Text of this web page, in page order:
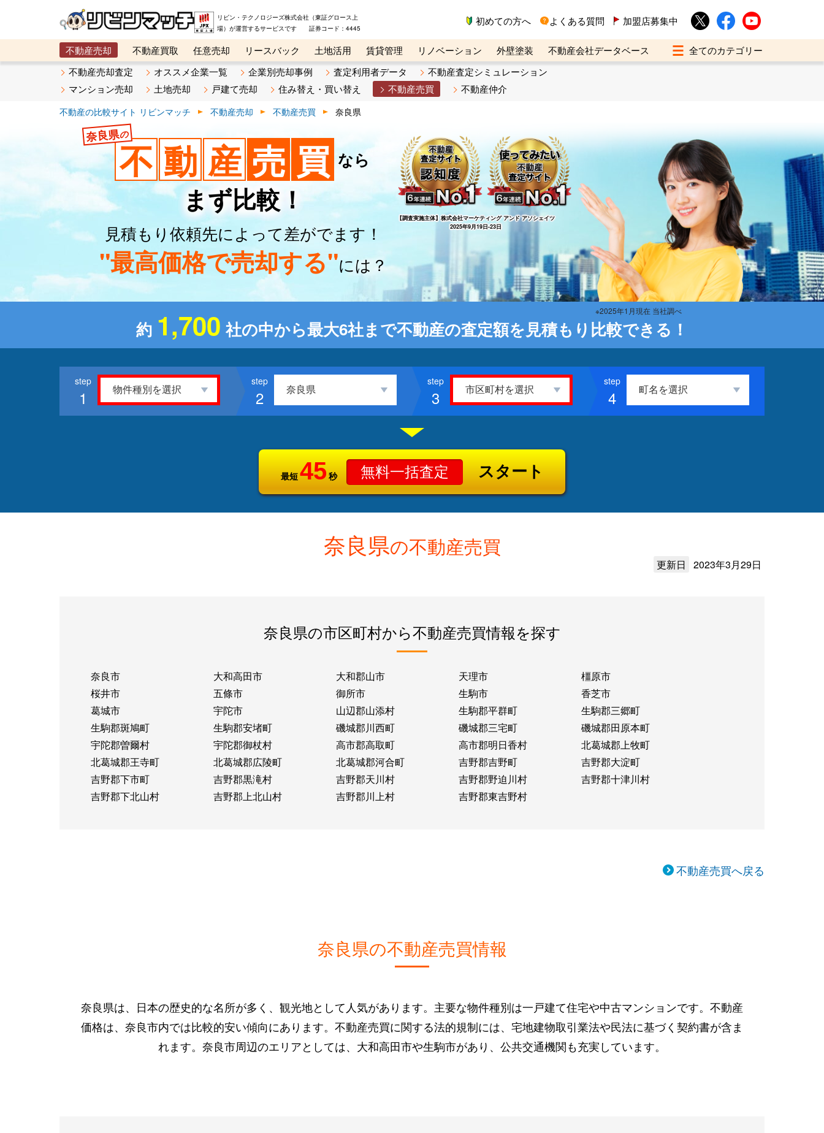
リビン・テクノロジーズ株式会社（東証グロース上
場）が運営するサービスです 証券コード：4445
初めての方へ よくある質問 加盟店募集中
不動産売却 不動産買取 任意売却 リースバック 土地活用 賃貸管理 リノベーション 外壁塗装
不動産会社データベース
メタ住宅展示場
ベスト不動産カンパニー オンライン講座 リビンマガジンBiz 不動産売却ご相談デスク
不動産売却査定 オススメ企業一覧 企業別売却事例 査定利用者データ
不動産査定シミュレーション
マンション売却
土地売却 戸建て売却 住み替え・買い替え 不動産売買 不動産仲介
不動産の比較サイト リビンマッチ 不動産売却 不動産売買 奈良県
奈良県の
不 動 産 売 買 なら
まず比較！
見積もり依頼先によって差がでます！
"最高価格で売却する"には？
【調査実施主体】株式会社マーケティング アンド アソシェイツ
2025年9月19日-23日
約 1,700 社の中から最大6社まで不動産の査定額を見積もり比較できる！
※2025年1月現在 当社調べ
1 2 3 4
最短45 秒 無料一括査定 スタート
奈良県の不動産売買
更新日 2023年3月29日
奈良県の市区町村から不動産売買情報を探す
奈良市 大和高田市 大和郡山市 天理市
橿原市
桜井市
五條市 御所市 生駒市
香芝市
葛城市
宇陀市 山辺郡山添村 生駒郡平群町
生駒郡三郷町
生駒郡斑鳩町
生駒郡安堵町 磯城郡川西町 磯城郡三宅町
磯城郡田原本町
宇陀郡曽爾村
宇陀郡御杖村 高市郡高取町 高市郡明日香村
北葛城郡上牧町
北葛城郡王寺町
北葛城郡広陵町 北葛城郡河合町 吉野郡吉野町
吉野郡大淀町
吉野郡下市町
吉野郡黒滝村 吉野郡天川村 吉野郡野迫川村
吉野郡十津川村
吉野郡下北山村
吉野郡上北山村 吉野郡川上村 吉野郡東吉野村
不動産売買へ戻る
奈良県の不動産売買情報
奈良県は、日本の歴史的な名所が多く、観光地として人気があります。主要な物件種別は一戸建て住宅や中古マンションです。不動産
価格は、奈良市内では比較的安い傾向にあります。不動産売買に関する法的規制には、宅地建物取引業法や民法に基づく契約書が含ま
れます。奈良市周辺のエリアとしては、大和高田市や生駒市があり、公共交通機関も充実しています。